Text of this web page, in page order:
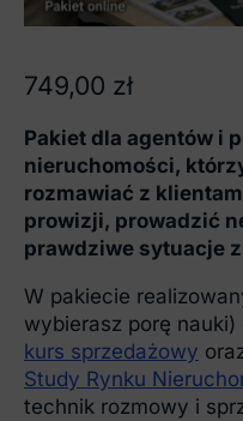
749,00 zł
Pakiet dla agentów i
nieruchomości,
rozmawiać z
prowizji, prowadzić
prawdziwe sytuacje
W pakiecie
wybierasz porę
kurs sprzedażowy
Study Rynku
technik rozmowy i